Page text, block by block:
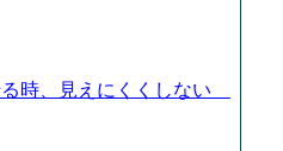
る時、見えにくくしない